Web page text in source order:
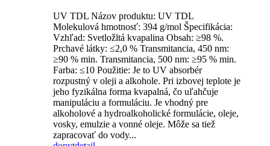
UV TDL Názov produktu: UV TDL
Molekulová hmotnosť: 394 g/mol Špecifikácia:
Vzhľad: Svetložltá kvapalina Obsah: ≥98 %.
Prchavé látky: ≤2,0 % Transmitancia, 450 nm:
≥90 % min. Transmitancia, 500 nm: ≥95 % min.
Farba: ≤10 Použitie: Je to UV absorbér
rozpustný v oleji a alkohole. Pri izbovej teplote je
jeho fyzikálna forma kvapalná, čo uľahčuje
manipuláciu a formuláciu. Je vhodný pre
alkoholové a hydroalkoholické formulácie, oleje,
vosky, emulzie a vonné oleje. Môže sa tiež
zapracovať do vody...